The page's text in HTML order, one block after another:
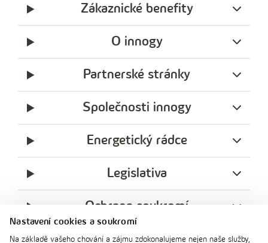
Nastavení cookies a soukromí
Na základě vašeho chování a zájmu zdokonalujeme nejen naše služby,
Zákaznické benefity
O innogy
Partnerské stránky
Společnosti innogy
Energetický rádce
Legislativa
Ochrana soukromí